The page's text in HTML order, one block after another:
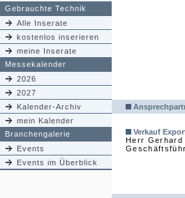
Gebrauchte Technik
Alle Inserate
kostenlos inserieren
meine Inserate
Messekalender
2026
2027
Kalender-Archiv
mein Kalender
Branchengalerie
Events
Events im Überblick
Verkauf
Herr Gerhard